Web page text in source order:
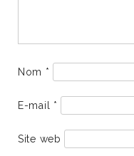
Nom *
E-mail *
Site web